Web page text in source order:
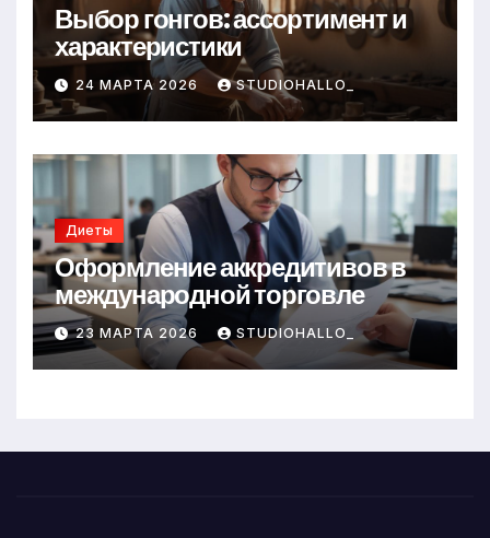
Выбор гонгов: ассортимент и
характеристики
24 МАРТА 2026 STUDIOHALLO_
Диеты
Оформление аккредитивов в
международной торговле
23 МАРТА 2026 STUDIOHALLO_